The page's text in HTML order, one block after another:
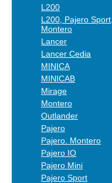
L200
L200, Pajero Sport,
Montero
Lancer
Lancer Cedia
MINICA
MINICAB
Mirage
Montero
Outlander
Pajero
Pajero. Montero
Pajero IO
Pajero Mini
Pajero Sport